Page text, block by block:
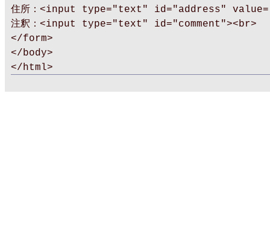
住所：<input type="text" id="address" value="
注釈：<input type="text" id="comment"><br>
</form>
</body>
</html>